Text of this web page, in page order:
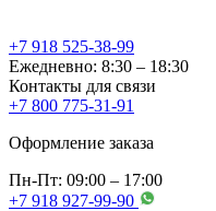
+7 918 525-38-99
Ежедневно: 8:30 – 18:30
Контакты для связи
+7 800 775-31-91
Оформление заказа
Пн-Пт: 09:00 – 17:00
+7 918 927-99-90